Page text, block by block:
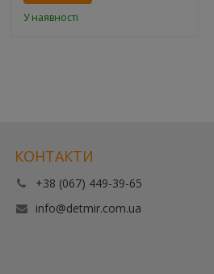
У наявності
КОНТАКТИ
+38 (067) 449-39-65
info@detmir.com.ua